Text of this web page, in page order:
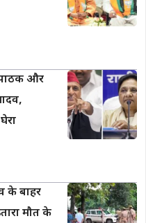
और
के बाहर
मौत के